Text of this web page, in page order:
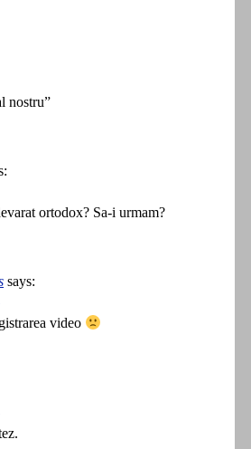
nostru”
ortodox? Sa-i urmam?
says:
video